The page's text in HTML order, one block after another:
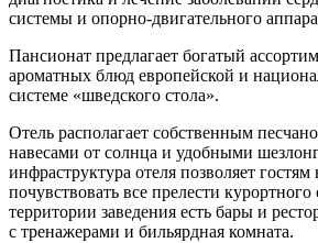
системы и опорно-двигательного
Пансионат предлагает богатый
ароматных блюд европейской и
системе «шведского стола».
Отель располагает собственным
навесами от солнца и удобными
инфраструктура отеля позволяет
почувствовать все прелести
территории заведения есть бары и
с тренажерами и бильярдная комната.